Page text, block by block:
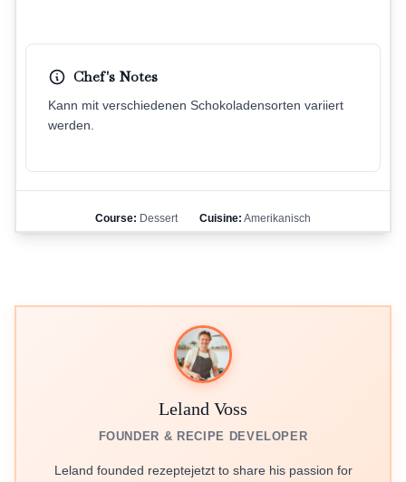
Chef's Notes
Kann mit verschiedenen Schokoladensorten variiert
werden.
Course: Dessert Cuisine: Amerikanisch
Leland Voss
FOUNDER & RECIPE DEVELOPER
Leland founded rezeptejetzt to share his passion for